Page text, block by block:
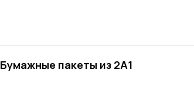
Бумажные пакеты из 2А1